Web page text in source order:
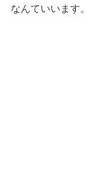
なんていいます。